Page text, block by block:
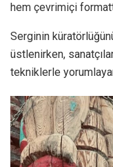
hem çevrimiçi
Serginin
üstlenirken,
tekniklerle